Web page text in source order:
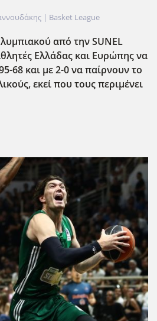
| Basket League
από την SUNEL
Ελλάδας και Ευρώπης να
68 και με 2-0 να παίρνουν το
εκεί που τους περιμένει